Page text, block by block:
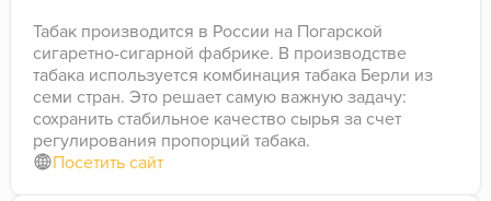
Табак производится в России на Погарской
сигаретно-сигарной фабрике. В производстве
табака используется комбинация табака Берли из
семи стран. Это решает самую важную задачу:
сохранить стабильное качество сырья за счет
регулирования пропорций табака.
Посетить сайт